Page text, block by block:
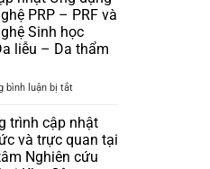
giá
hơn
3tr
đồng
Bộ
và
Tây
Nguyên
2026
chất
“đa
nhiệm”
trong
mụn
PRP – PRF và
Sinh học
liễu – Da thẩm
bình luận bị tắtở
Thơ]
thảo
Khoa
trình cập nhật
và trực quan tại
Nghiên cứu